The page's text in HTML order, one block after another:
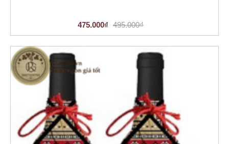
475.000₫ 495.000₫